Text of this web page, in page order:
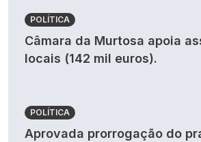
POLÍTICA
Câmara da Murtosa apoia
locais (142 mil euros).
POLÍTICA
Aprovada prorrogação do